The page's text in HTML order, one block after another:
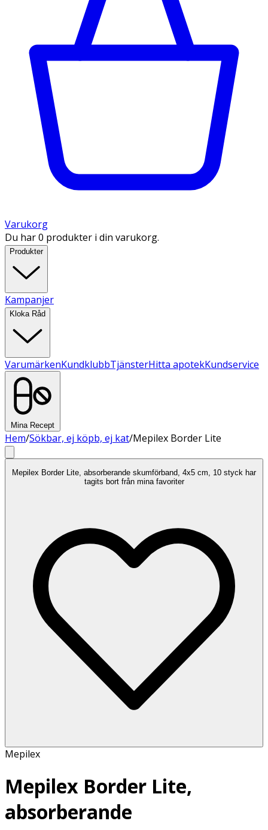
Varukorg
Du har 0 produkter i din varukorg.
Produkter
Kampanjer
Kloka Råd
VarumärkenKundklubbTjänsterHitta apotekKundservice
Mina Recept
Hem/Sökbar, ej köpb, ej kat/Mepilex Border Lite
Mepilex Border Lite, absorberande skumförband, 4x5 cm, 10 styck har
tagits bort från mina favoriter
Mepilex
Mepilex Border Lite,
absorberande